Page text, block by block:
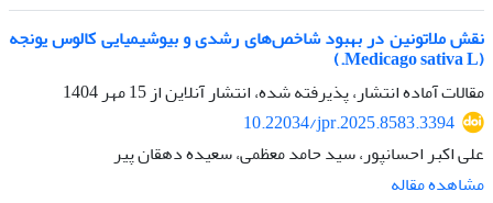
نقش ملاتونین در بهبود شاخص‌های رشدی و بیوشیمیایی کالوس یونجه
(Medicago sativa L.)
مقالات آماده انتشار، پذیرفته شده، انتشار آنلاین از15 مهر 1404
10.22034/jpr.2025.8583.3394
علی اکبر احسانپور، سید حامد معظمی، سعیده دهقان پیر
مشاهده مقاله